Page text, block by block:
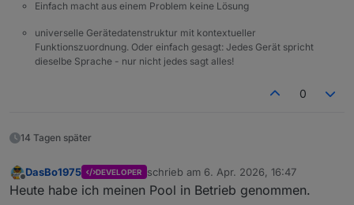
Einfach macht aus einem Problem keine Lösung
universelle Gerätedatenstruktur mit kontextueller
Funktionszuordnung. Oder einfach gesagt: Jedes Gerät spricht
dieselbe Sprache - nur nicht jedes sagt alles!
0
14 Tagen später
Offline
DasBo1975 DEVELOPER schrieb am 6. Apr. 2026, 16:47
zuletzt editiert von
Heute habe ich meinen Pool in Betrieb genommen.